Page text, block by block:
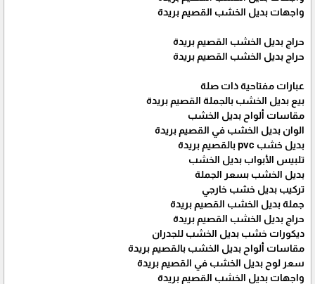
واجهات بديل الخشب القصيم بريدة
حراج بديل الخشب القصيم بريدة
حراج بديل الخشب القصيم بريدة
عبارات مفتاحية ذات صلة
بيع بديل الخشب بالجملة القصيم بريدة
مقاسات ألواح بديل الخشب
الوان بديل الخشب في القصيم بريدة
بديل خشب pvc بالقصيم بريدة
تلبيس الأبواب بديل الخشب
بديل الخشب بسعر الجملة
تركيب بديل خشب خارجي
جملة بديل الخشب القصيم بريدة
حراج بديل الخشب القصيم بريدة
ديكورات خشب بديل الخشب للجدران
مقاسات ألواح بديل الخشب بالقصيم بريدة
سعر لوح بديل الخشب في القصيم بريدة
واجهات بديل الخشب القصيم بريدة